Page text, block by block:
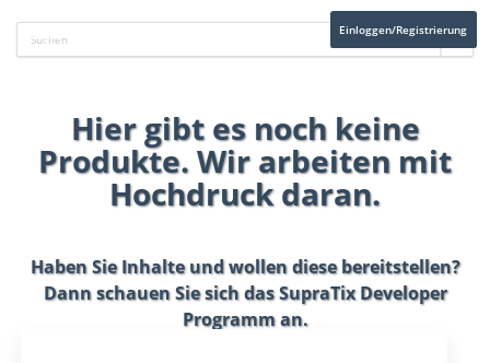
Einloggen/Registrierung
Hier gibt es noch keine
Produkte. Wir arbeiten mit
Hochdruck daran.
Haben Sie Inhalte und wollen diese bereitstellen?
Dann schauen Sie sich dasSupraTix Developer
Programman.